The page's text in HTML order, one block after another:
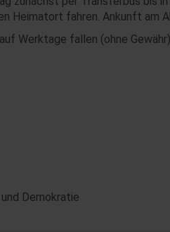
Heimatort fahren. Ankunft am
Werktage fallen (ohne Gewähr)
Demokratie